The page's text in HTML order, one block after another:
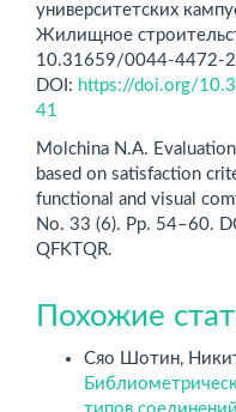
университетских
Жилищное
10.31659/0044-4472-
DOI: https://doi.org/
41
Molchina N.A.
based on satisfaction
functional and visual
No. 33 (6). Pp. 54–60.
QFKTQR.
Похожие
Сяо Шотин,